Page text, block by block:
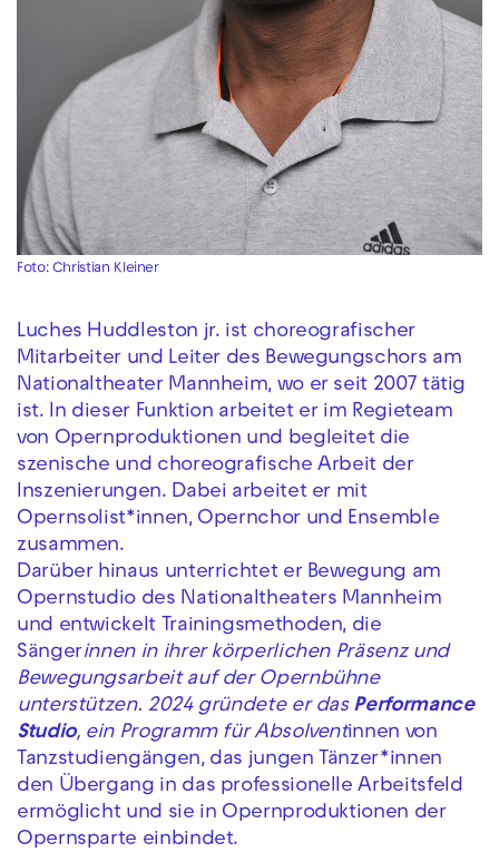
Foto: Christian Kleiner
Luches Huddleston jr. ist choreografischer
Mitarbeiter und Leiter des Bewegungschors am
Nationaltheater Mannheim, wo er seit 2007 tätig
ist. In dieser Funktion arbeitet er im Regieteam
von Opernproduktionen und begleitet die
szenische und choreografische Arbeit der
Inszenierungen. Dabei arbeitet er mit
Opernsolist*innen, Opernchor und Ensemble
zusammen.
Darüber hinaus unterrichtet er Bewegung am
Opernstudio des Nationaltheaters Mannheim
und entwickelt Trainingsmethoden, die
Sängerinnen in ihrer körperlichen Präsenz und
Bewegungsarbeit auf der Opernbühne
unterstützen. 2024 gründete er das Performance
Studio, ein Programm für Absolventinnen von
Tanzstudiengängen, das jungen Tänzer*innen
den Übergang in das professionelle Arbeitsfeld
ermöglicht und sie in Opernproduktionen der
Opernsparte einbindet.